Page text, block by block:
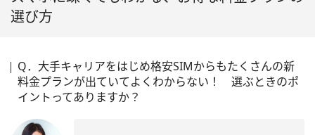
選び方
Q．大手キャリアをはじめ格安SIMからもたくさんの新
料金プランが出ていてよくわからない！ 選ぶときのポ
イントってありますか？